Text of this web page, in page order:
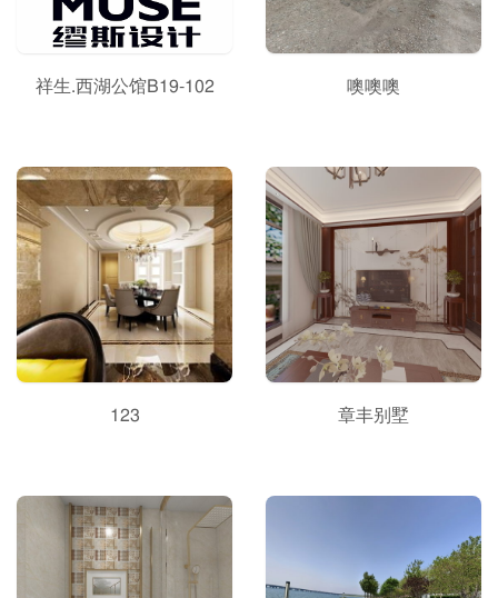
祥生.西湖公馆B19-102 噢噢噢
123 章丰别墅